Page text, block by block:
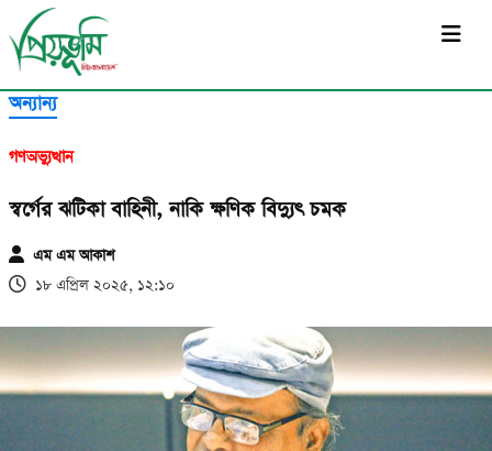
অন্যান্য
গণঅভ্যুত্থান
স্বর্গের ঝটিকা বাহিনী, নাকি ক্ষণিক বিদ্যুৎ চমক
এম এম আকাশ
১৮ এপ্রিল ২০২৫, ১২:১০